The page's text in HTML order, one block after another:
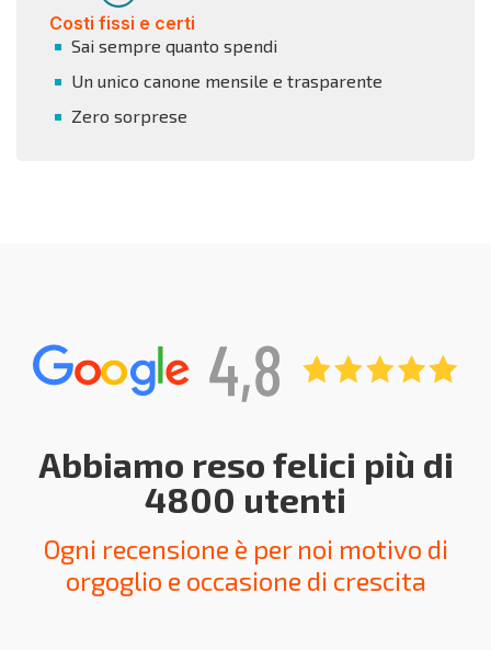
Costi fissi e certi
Sai sempre quanto spendi
Un unico canone mensile e trasparente
Zero sorprese
Abbiamo reso felici più di
4800 utenti
Ogni recensione è per noi motivo di
orgoglio e occasione di crescita